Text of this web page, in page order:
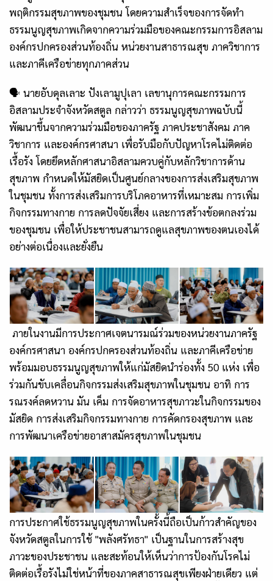
พฤติกรรมสุขภาพของชุมชน โดยความสำเร็จของการจัดทำ
ธรรมนูญสุขภาพเกิดจากความร่วมมือของคณะกรรมการอิสลาม
องค์กรปกครองส่วนท้องถิ่น หน่วยงานสาธารณสุข ภาควิชาการ
และภาคีเครือข่ายทุกภาคส่วน
🗣 นายอับดุลเลาะ ปังเลามูปุเลา เลขานุการคณะกรรมการ
อิสลามประจำจังหวัดสตูล กล่าวว่า ธรรมนูญสุขภาพฉบับนี้
พัฒนาขึ้นจากความร่วมมือของภาครัฐ ภาคประชาสังคม ภาค
วิชาการ และองค์กรศาสนา เพื่อรับมือกับปัญหาโรคไม่ติดต่อ
เรื้อรัง โดยยึดหลักศาสนาอิสลามควบคู่กับหลักวิชาการด้าน
สุขภาพ กำหนดให้มัสยิดเป็นศูนย์กลางของการส่งเสริมสุขภาพ
ในชุมชน ทั้งการส่งเสริมการบริโภคอาหารที่เหมาะสม การเพิ่ม
กิจกรรมทางกาย การลดปัจจัยเสี่ยง และการสร้างข้อตกลงร่วม
ของชุมชน เพื่อให้ประชาชนสามารถดูแลสุขภาพของตนเองได้
อย่างต่อเนื่องและยั่งยืน
ภายในงานมีการประกาศเจตนารมณ์ร่วมของหน่วยงานภาครัฐ
องค์กรศาสนา องค์กรปกครองส่วนท้องถิ่น และภาคีเครือข่าย
พร้อมมอบธรรมนูญสุขภาพให้แก่มัสยิดนำร่องทั้ง 50 แห่ง เพื่อ
ร่วมกันขับเคลื่อนกิจกรรมส่งเสริมสุขภาพในชุมชน อาทิ การ
รณรงค์ลดหวาน มัน เค็ม การจัดอาหารสุขภาวะในกิจกรรมของ
มัสยิด การส่งเสริมกิจกรรมทางกาย การคัดกรองสุขภาพ และ
การพัฒนาเครือข่ายอาสาสมัครสุขภาพในชุมชน
การประกาศใช้ธรรมนูญสุขภาพในครั้งนี้ถือเป็นก้าวสำคัญของ
จังหวัดสตูลในการใช้ "พลังศรัทธา" เป็นฐานในการสร้างสุข
ภาวะของประชาชน และสะท้อนให้เห็นว่าการป้องกันโรคไม่
ติดต่อเรื้อรังไม่ใช่หน้าที่ของภาคสาธารณสุขเพียงฝ่ายเดียว แต่